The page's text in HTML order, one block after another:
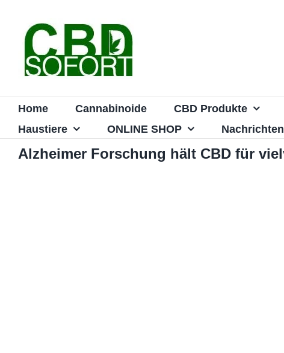
springen
Home Cannabinoide CBD Produkte
Haustiere
ONLINE SHOP Nachrichten
Alzheimer Forschung hält CBD für